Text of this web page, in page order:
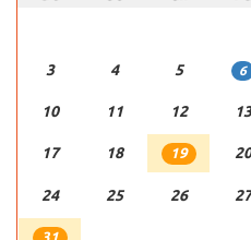
3 4 5 6
10 11 12 13
17 18 19 20
24 25 26 27